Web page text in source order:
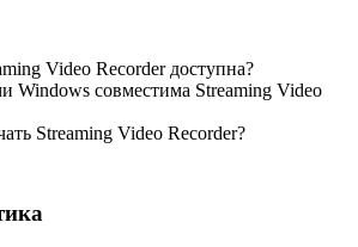
Video Recorder доступна?
Windows совместима Streaming Video
Streaming Video Recorder?